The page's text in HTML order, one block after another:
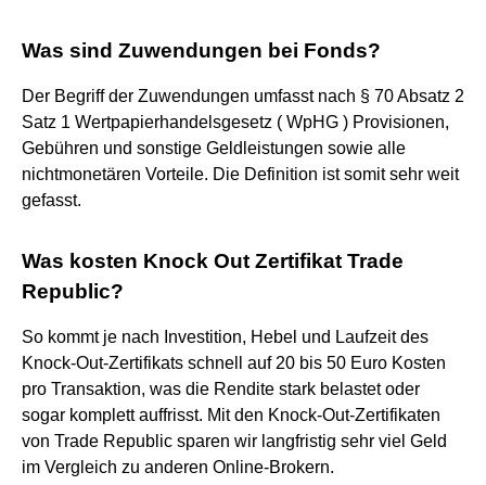
Was sind Zuwendungen bei Fonds?
Der Begriff der Zuwendungen umfasst nach § 70 Absatz 2
Satz 1 Wertpapierhandelsgesetz ( WpHG ) Provisionen,
Gebühren und sonstige Geldleistungen sowie alle
nichtmonetären Vorteile. Die Definition ist somit sehr weit
gefasst.
Was kosten Knock Out Zertifikat Trade
Republic?
So kommt je nach Investition, Hebel und Laufzeit des
Knock-Out-Zertifikats schnell auf 20 bis 50 Euro Kosten
pro Transaktion, was die Rendite stark belastet oder
sogar komplett auffrisst. Mit den Knock-Out-Zertifikaten
von Trade Republic sparen wir langfristig sehr viel Geld
im Vergleich zu anderen Online-Brokern.